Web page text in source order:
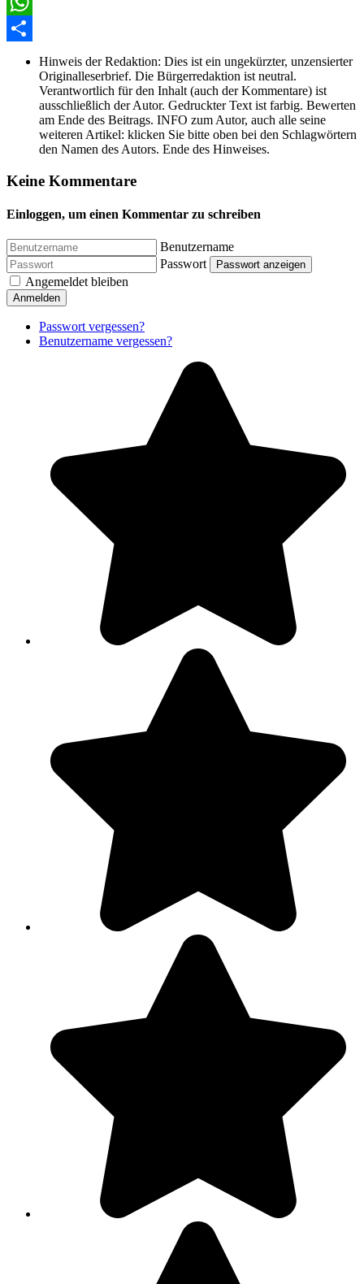
WhatsApp
Hinweis der Redaktion: Dies ist ein ungekürzter, unzensierter
Originalleserbrief. Die Bürgerredaktion ist neutral.
Verantwortlich für den Inhalt (auch der Kommentare) ist
ausschließlich der Autor. Gedruckter Text ist farbig. Bewerten
am Ende des Beitrags. INFO zum Autor, auch alle seine
weiteren Artikel: klicken Sie bitte oben bei den Schlagwörtern
den Namen des Autors. Ende des Hinweises.
Keine Kommentare
Einloggen, um einen Kommentar zu schreiben
Benutzername
Passwort
Passwort anzeigen
Angemeldet bleiben
Anmelden
Passwort vergessen?
Benutzername vergessen?